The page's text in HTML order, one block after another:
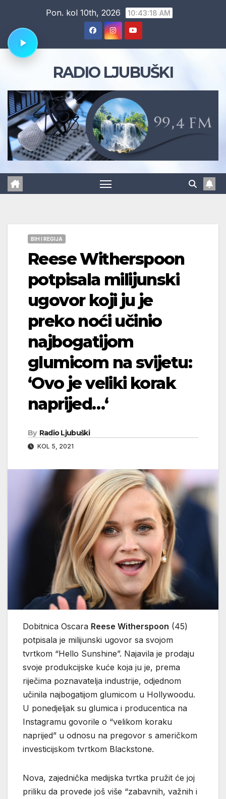
content
Pon. kol 10th, 2026 10:43:19 AM
RADIO LJUBUŠKI
BIH I REGIJA
Reese Witherspoon
potpisala milijunski
ugovor koji ju je
preko noći učinio
najbogatijom
glumicom na svijetu:
‘Ovo je veliki korak
naprijed…‘
By Radio Ljubuški
KOL 5, 2021
Dobitnica Oscara Reese Witherspoon (45)
potpisala je milijunski ugovor sa svojom
tvrtkom “Hello Sunshine”. Najavila je prodaju
svoje produkcijske kuće koja ju je, prema
riječima poznavatelja industrije, odjednom
učinila najbogatijom glumicom u Hollywoodu.
U ponedjeljak su glumica i producentica na
Instagramu govorile o “velikom koraku
naprijed” u odnosu na pregovor s američkom
investicijskom tvrtkom Blackstone.
Nova, zajednička medijska tvrtka pružit će joj
priliku da provede još više “zabavnih, važnih i